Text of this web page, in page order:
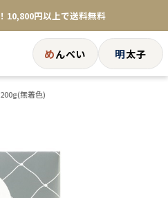
10,800円以上で送料無料
めんべい 明太子
無着色)